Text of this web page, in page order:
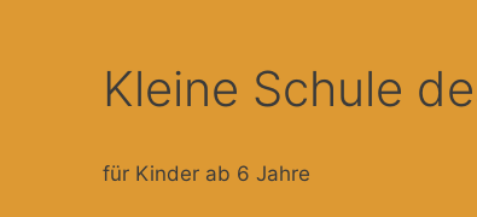
Kleine Schule
für Kinder ab 6 Jahre